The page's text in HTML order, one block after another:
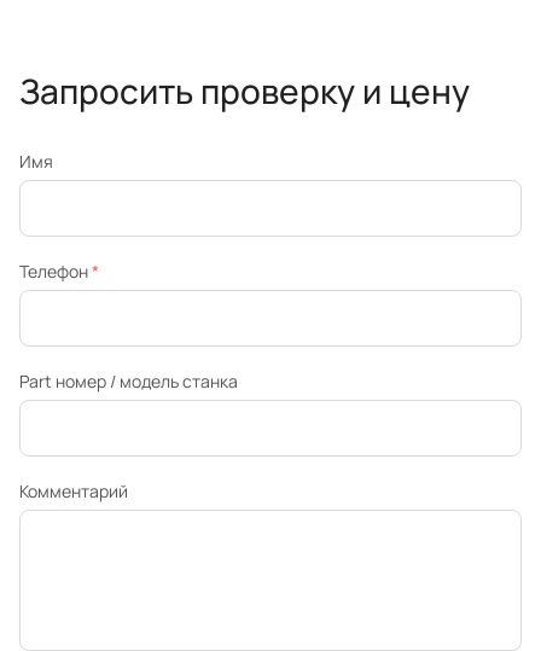
Запросить проверку и цену
Имя
Телефон*
Part номер / модель станка
Комментарий